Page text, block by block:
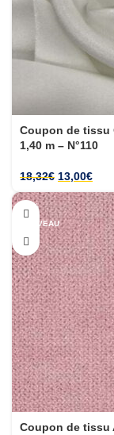
Coupon de tissu
1,40 m – N°110
18,32€ 13,00€
-29%
NOUVEAU
Coupon de tissu